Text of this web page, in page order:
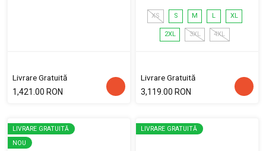
Livrare Gratuită
1,421.00 RON
XS S M L XL
2XL 3XL 4XL
Livrare Gratuită
3,119.00 RON
LIVRARE GRATUITĂ
NOU
LIVRARE GRATUITĂ